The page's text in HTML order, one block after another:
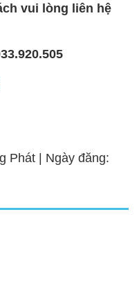
vui lòng liên hệ
Phát | Ngày đăng: